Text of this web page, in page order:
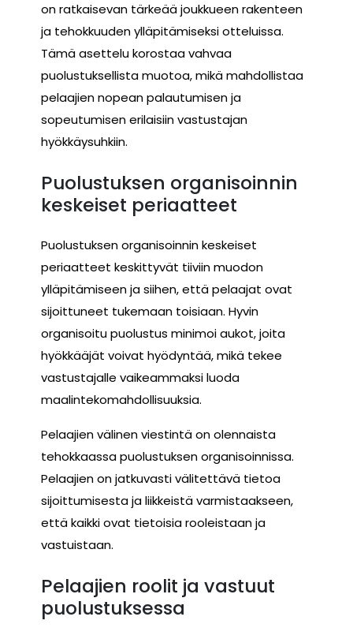
on ratkaisevan tärkeää joukkueen rakenteen
ja tehokkuuden ylläpitämiseksi otteluissa.
Tämä asettelu korostaa vahvaa
puolustuksellista muotoa, mikä mahdollistaa
pelaajien nopean palautumisen ja
sopeutumisen erilaisiin vastustajan
hyökkäysuhkiin.
Puolustuksen organisoinnin
keskeiset periaatteet
Puolustuksen organisoinnin keskeiset
periaatteet keskittyvät tiiviin muodon
ylläpitämiseen ja siihen, että pelaajat ovat
sijoittuneet tukemaan toisiaan. Hyvin
organisoitu puolustus minimoi aukot, joita
hyökkääjät voivat hyödyntää, mikä tekee
vastustajalle vaikeammaksi luoda
maalintekomahdollisuuksia.
Pelaajien välinen viestintä on olennaista
tehokkaassa puolustuksen organisoinnissa.
Pelaajien on jatkuvasti välitettävä tietoa
sijoittumisesta ja liikkeistä varmistaakseen,
että kaikki ovat tietoisia rooleistaan ja
vastuistaan.
Pelaajien roolit ja vastuut
puolustuksessa